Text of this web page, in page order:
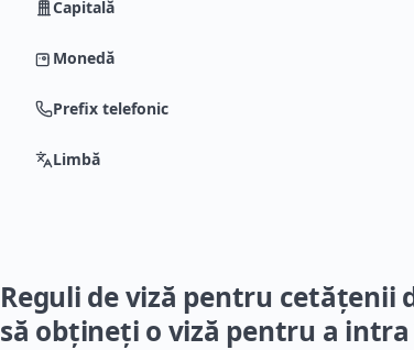
Capitală
Monedă
Prefix telefonic
Limbă
Reguli de viză pentru cetățenii
să obțineți o viză pentru a intra